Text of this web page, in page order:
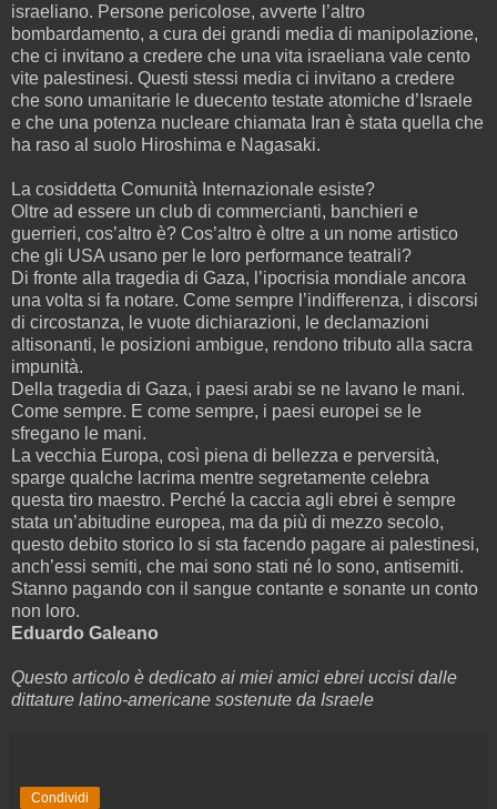
israeliano. Persone pericolose, avverte l’altro
bombardamento, a cura dei grandi media di manipolazione,
che ci invitano a credere che una vita israeliana vale cento
vite palestinesi. Questi stessi media ci invitano a credere
che sono umanitarie le duecento testate atomiche d’Israele
e che una potenza nucleare chiamata Iran è stata quella che
ha raso al suolo Hiroshima e Nagasaki.
La cosiddetta Comunità Internazionale esiste?
Oltre ad essere un club di commercianti, banchieri e
guerrieri, cos’altro è? Cos’altro è oltre a un nome artistico
che gli USA usano per le loro performance teatrali?
Di fronte alla tragedia di Gaza, l’ipocrisia mondiale ancora
una volta si fa notare. Come sempre l’indifferenza, i discorsi
di circostanza, le vuote dichiarazioni, le declamazioni
altisonanti, le posizioni ambigue, rendono tributo alla sacra
impunità.
Della tragedia di Gaza, i paesi arabi se ne lavano le mani.
Come sempre. E come sempre, i paesi europei se le
sfregano le mani.
La vecchia Europa, così piena di bellezza e perversità,
sparge qualche lacrima mentre segretamente celebra
questa tiro maestro. Perché la caccia agli ebrei è sempre
stata un’abitudine europea, ma da più di mezzo secolo,
questo debito storico lo si sta facendo pagare ai palestinesi,
anch’essi semiti, che mai sono stati né lo sono, antisemiti.
Stanno pagando con il sangue contante e sonante un conto
non loro.
Eduardo Galeano
Questo articolo è dedicato ai miei amici ebrei uccisi dalle
dittature latino-americane sostenute da Israele
Condividi